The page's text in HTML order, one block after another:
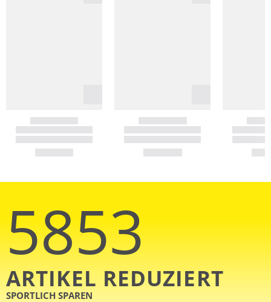
5853
ARTIKEL REDUZIERT
SPORTLICH SPAREN